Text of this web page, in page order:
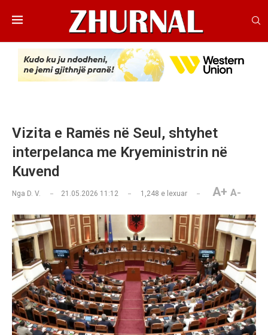
Vizita e Ramës në Seul, shtyhet
interpelanca me Kryeministrin në
Kuvend
Nga D. V. 21.05.2026 11:12 1,248 e lexuar A+ A-